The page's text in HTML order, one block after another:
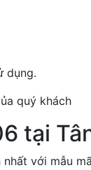
dụng.
quý khách
tại
với mẫu